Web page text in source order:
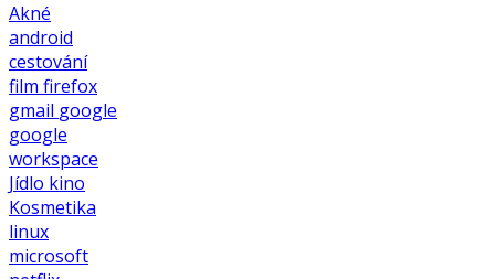
Akné
android
cestování
film firefox
gmail google
google
workspace
Jídlo kino
Kosmetika
linux
microsoft